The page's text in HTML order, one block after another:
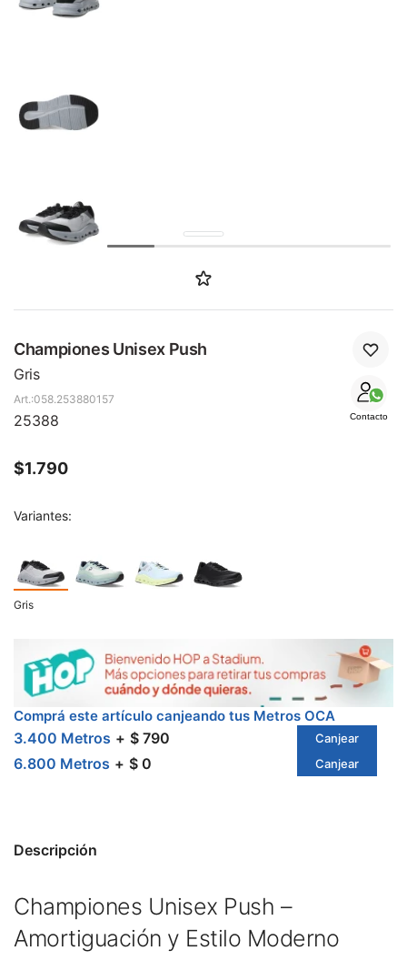
Championes Unisex Push
Gris
Contacto
058.253880157
25388
$1.790
Variantes:
Gris
Comprá este artículo canjeando tus Metros OCA
3.400 Metros $ 790 Canjear
6.800 Metros $ 0 Canjear
Descripción
Championes Unisex Push –
Amortiguación y Estilo Moderno